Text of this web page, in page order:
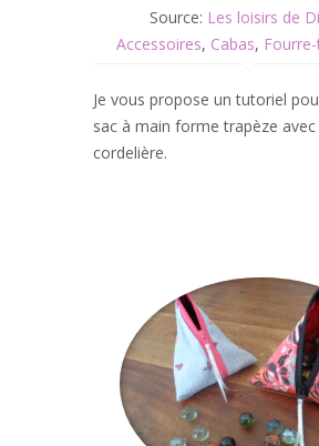
Source: Les loisirs de
Accessoires, Cabas,
Je vous propose un tutoriel
sac à main forme trapèze avec
cordelière.